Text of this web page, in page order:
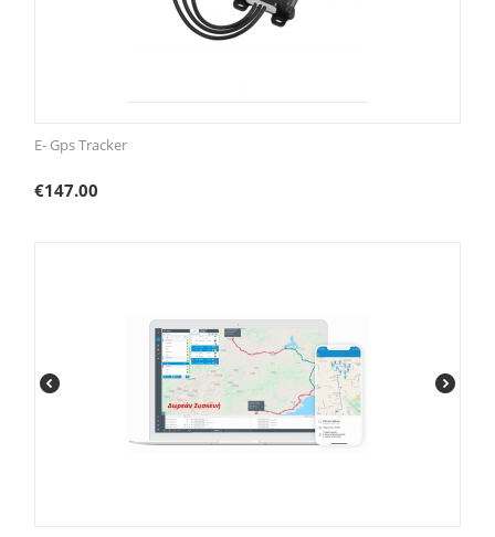
E- Gps Tracker
€147.00